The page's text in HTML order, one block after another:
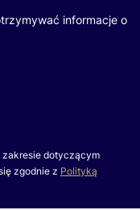
informacje o
zakresie dotyczącym
zgodnie z Polityką